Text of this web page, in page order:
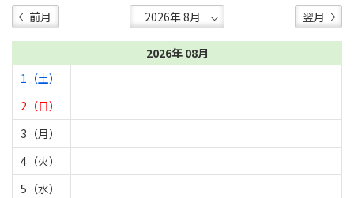
前月 翌月
2026年 08月
1（土）
2（日）
3（月）
4（火）
5（水）